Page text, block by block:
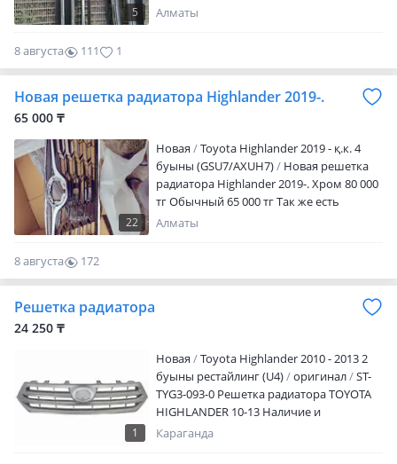
5
В ОРИГИНАЛЕ, ХРОМИРОВАННЫЕ
TOYOTA/LEXUS; Made in USA; Новая; 100%
оригинальность, гарантия качества!
Алматы
8 августа 111 1
Новая решетка радиатора Highlander 2019-.
65 000 ₸
22
Новая
Toyota Highlander 2019 - қ.к. 4
буыны (GSU7/AXUH7)
Новая решетка
радиатора Highlander 2019-. Хром 80 000
тг Обычный 65 000 тг Так же есть
передний бампер оригинальный 110
Бренд: TOYOTA/LEXUS; Made in USA;
Новая; 100% оригинальность, гарантия
Алматы
8 августа
172
0
Решетка радиатора
24 250 ₸
1
Новая
Toyota Highlander 2010 - 2013 2
буыны рестайлинг (U4)
оригинал
ST-
TYG3-093-0 Решетка радиатора TOYOTA
HIGHLANDER 10-13 Наличие и
актуальную цену уточняйте у
Караганда